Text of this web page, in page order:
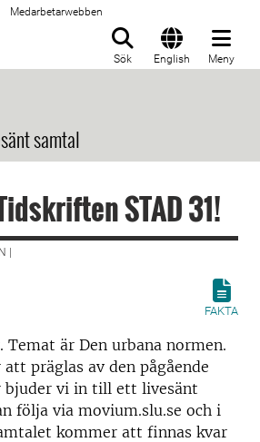
Medarbetarwebben
Sök English Meny
samtal
STAD 31!
|
FAKTA
Temat är Den urbana normen.
präglas av den pågående
bjuder vi in till ett livesänt
följa via movium.slu.se och i
kommer att finnas kvar